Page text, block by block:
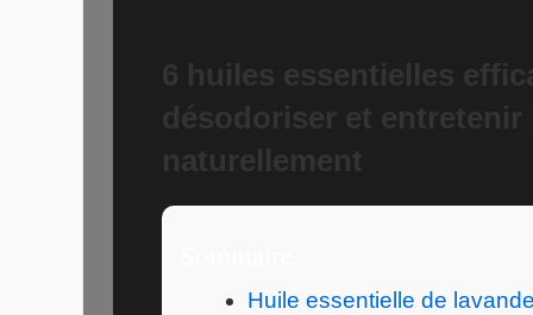
6 huiles essentielles
désodoriser et
naturellement
Huile essentielle de